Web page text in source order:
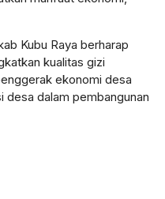
Kubu Raya berharap
kualitas gizi
ekonomi desa
dalam pembangunan